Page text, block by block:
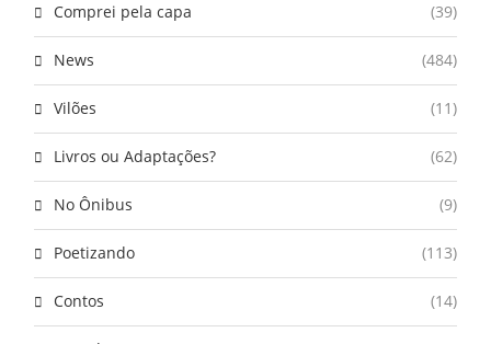
Comprei pela capa (39)
News (484)
Vilões (11)
Livros ou Adaptações? (62)
No Ônibus (9)
Poetizando (113)
Contos (14)